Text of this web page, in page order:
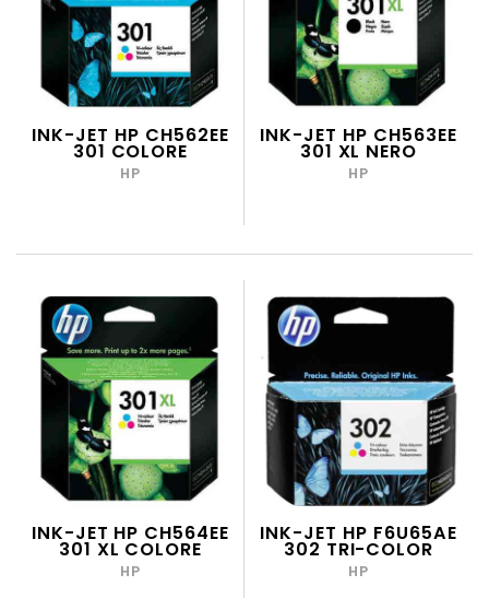
INK-JET HP CH562EE
301 COLORE
HP
INK-JET HP CH563EE
301 XL NERO
HP
INK-JET HP CH564EE
301 XL COLORE
HP
INK-JET HP F6U65AE
302 TRI-COLOR
HP